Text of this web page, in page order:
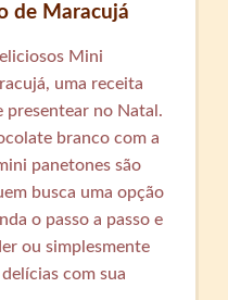
de Maracujá
Mini
uma receita
presentear no Natal.
branco com a
panetones são
busca uma opção
o passo a passo e
ou simplesmente
com sua